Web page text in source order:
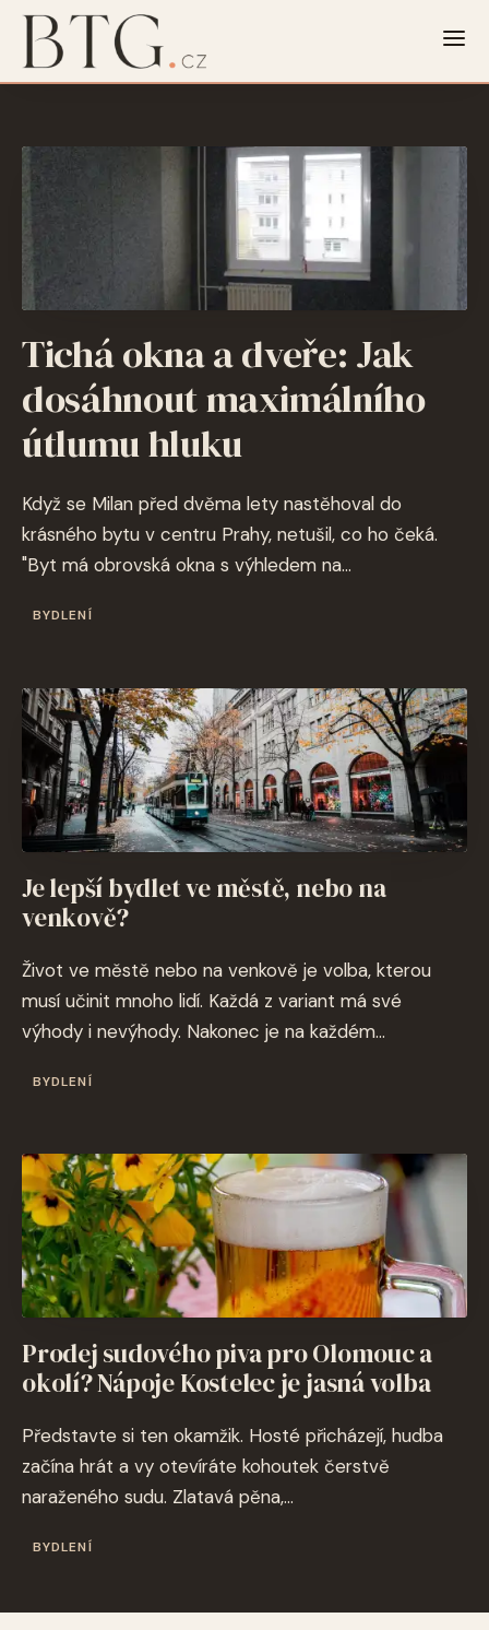
Tichá okna a dveře: Jak
dosáhnout maximálního
útlumu hluku
Když se Milan před dvěma lety nastěhoval do
krásného bytu v centru Prahy, netušil, co ho čeká.
"Byt má obrovská okna s výhledem na...
BYDLENÍ
Je lepší bydlet ve městě, nebo na
venkově?
Život ve městě nebo na venkově je volba, kterou
musí učinit mnoho lidí. Každá z variant má své
výhody i nevýhody. Nakonec je na každém...
BYDLENÍ
Prodej sudového piva pro Olomouc a
okolí? Nápoje Kostelec je jasná volba
Představte si ten okamžik. Hosté přicházejí, hudba
začína hrát a vy otevíráte kohoutek čerstvě
naraženého sudu. Zlatavá pěna,...
BYDLENÍ